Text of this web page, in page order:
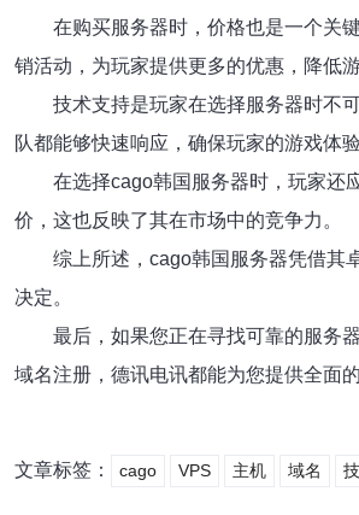
在购买服务器时，价格也是一个关
销活动，为玩家提供更多的优惠，降低游
技术支持是玩家在选择服务器时不
队都能够快速响应，确保玩家的游戏体
在选择cago韩国服务器时，玩家还
价，这也反映了其在市场中的竞争力。
综上所述，cago韩国服务器凭借其
决定。
最后，如果您正在寻找可靠的服务
域名注册，德讯电讯都能为您提供全面
文章标签： cago VPS 主机 域名